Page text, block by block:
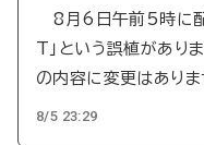
8月6日午前5時に配
T」という誤植があり
の内容に変更はありま
8/5 23:29